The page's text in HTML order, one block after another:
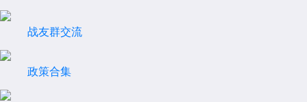
战友群交流
政策合集